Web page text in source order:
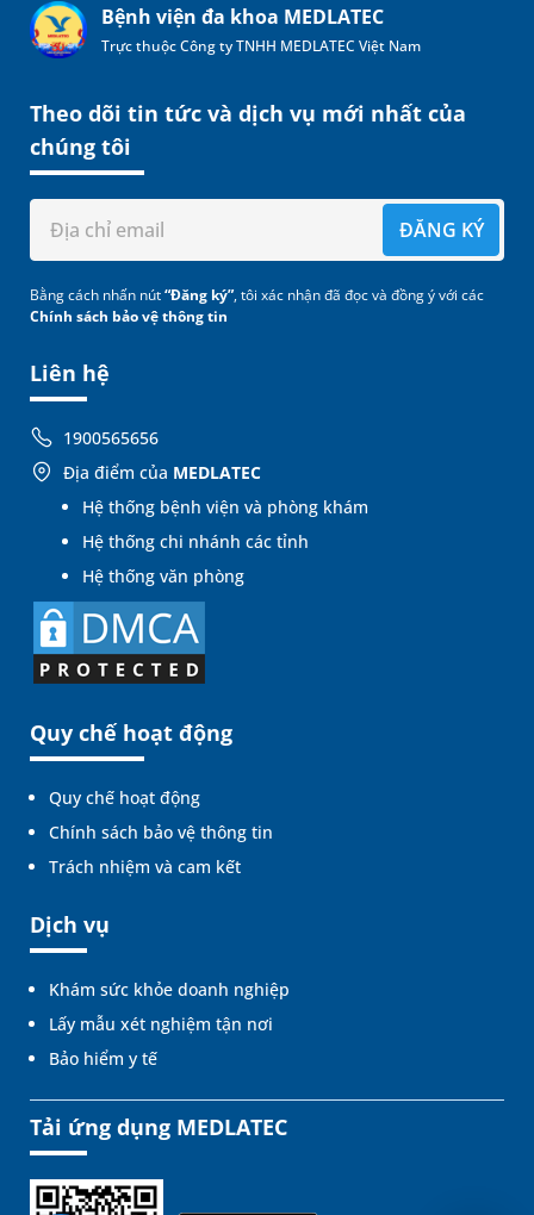
Bệnh viện đa khoa MEDLATEC
Trực thuộc Công ty TNHH MEDLATEC Việt Nam
Liên hệ
1900565656
Địa điểm của MEDLATEC
Hệ thống bệnh viện và phòng khám
Hệ thống chi nhánh các tỉnh
Hệ thống văn phòng
Quy chế hoạt động
Quy chế hoạt động
Chính sách bảo vệ thông tin
Trách nhiệm và cam kết
Dịch vụ
Khám sức khỏe doanh nghiệp
Lấy mẫu xét nghiệm tận nơi
Bảo hiểm y tế
Theo dõi tin tức và dịch vụ mới nhất của
chúng tôi
ĐĂNG KÝ
Bằng cách nhấn nút“Đăng ký”, tôi xác nhận đã đọc và đồng ý với các
Chính sách bảo vệ thông tin
Tải ứng dụng MEDLATEC